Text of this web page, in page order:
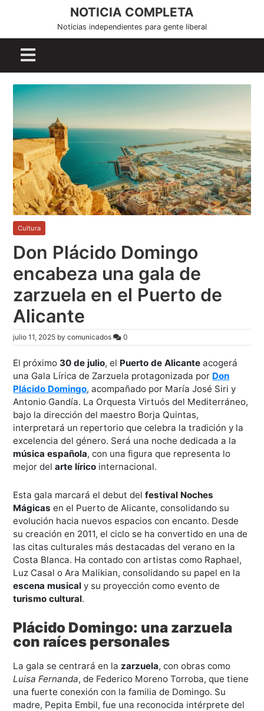
i
NOTICIA COMPLETA
Noticias independientes para gente liberal
Cultura
Don Plácido Domingo
encabeza una gala de
zarzuela en el Puerto de
Alicante
julio 11, 2025 bycomunicados 0
El próximo 30 de julio, el Puerto de Alicante acogerá
una Gala Lírica de Zarzuela protagonizada por Don
Plácido Domingo, acompañado por María José Siri y
Antonio Gandía. La Orquesta Virtuós del Mediterráneo,
bajo la dirección del maestro Borja Quintas,
interpretará un repertorio que celebra la tradición y la
excelencia del género. Será una noche dedicada a la
música española, con una figura que representa lo
mejor delarte lírico internacional.
Esta gala marcará el debut delfestival Noches
Mágicas en el Puerto de Alicante, consolidando su
evolución hacia nuevos espacios con encanto. Desde
su creación en 2011, el ciclo se ha convertido en una de
las citas culturales más destacadas del verano en la
Costa Blanca. Ha contado con artistas como Raphael,
Luz Casal o Ara Malikian, consolidando su papel en la
escena musical y su proyección como evento de
turismo cultural.
Plácido Domingo: una zarzuela
con raíces personales
La gala se centrará en la zarzuela, con obras como
Luisa Fernanda, de Federico Moreno Torroba, que tiene
una fuerte conexión con la familia de Domingo. Su
madre, Pepita Embil, fue una reconocida intérprete del